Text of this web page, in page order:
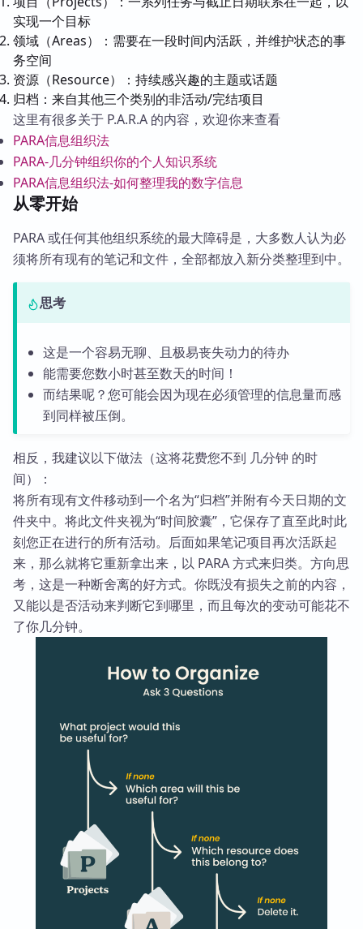
实现一个目标
领域（Areas）：需要在一段时间内活跃，并维护状态的事
务空间
资源（Resource）：持续感兴趣的主题或话题
归档：来自其他三个类别的非活动/完结项目
这里有很多关于 P.A.R.A 的内容，欢迎你来查看
PARA信息组织法
PARA-几分钟组织你的个人知识系统
PARA信息组织法-如何整理我的数字信息
从零开始
PARA 或任何其他组织系统的最大障碍是，大多数人认为必
须将所有现有的笔记和文件，全部都放入新分类整理到中。
思考
这是一个容易无聊、且极易丧失动力的待办
能需要您数小时甚至数天的时间！
而结果呢？您可能会因为现在必须管理的信息量而感
到同样被压倒。
相反，我建议以下做法（这将花费您不到 几分钟 的时
间）：
将所有现有文件移动到一个名为“归档”并附有今天日期的文
件夹中。将此文件夹视为“时间胶囊”，它保存了直至此时此
刻您正在进行的所有活动。后面如果笔记项目再次活跃起
来，那么就将它重新拿出来，以 PARA 方式来归类。方向思
考，这是一种断舍离的好方式。你既没有损失之前的内容，
又能以是否活动来判断它到哪里，而且每次的变动可能花不
了你几分钟。